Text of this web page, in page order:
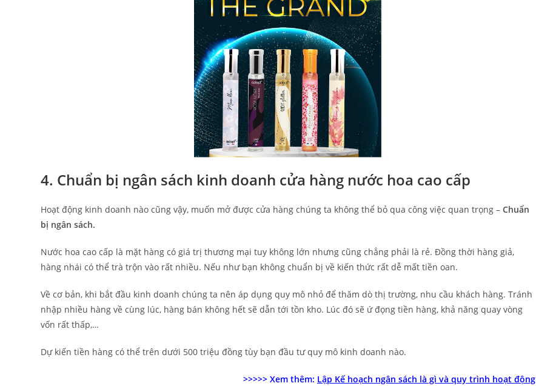
4. Chuẩn bị ngân sách kinh doanh cửa hàng nước hoa cao cấp
Hoạt động kinh doanh nào cũng vậy, muốn mở được cửa hàng chúng ta không thể bỏ qua công việc quan trọng –Chuẩn
bị ngân sách.
Nước hoa cao cấp là mặt hàng có giá trị thương mại tuy không lớn nhưng cũng chẳng phải là rẻ. Đồng thời hàng giả,
hàng nhái có thể trà trộn vào rất nhiều. Nếu như bạn không chuẩn bị về kiến thức rất dễ mất tiền oan.
Về cơ bản, khi bắt đầu kinh doanh chúng ta nên áp dụng quy mô nhỏ để thăm dò thị trường, nhu cầu khách hàng. Tránh
nhập nhiều hàng về cùng lúc, hàng bán không hết sẽ dẫn tới tồn kho. Lúc đó sẽ ứ đọng tiền hàng, khả năng quay vòng
vốn rất thấp,…
Dự kiến tiền hàng có thể trên dưới 500 triệu đồng tùy bạn đầu tư quy mô kinh doanh nào.
>>>>> Xem thêm: Lập Kế hoạch ngân sách là gì và quy trình hoạt động